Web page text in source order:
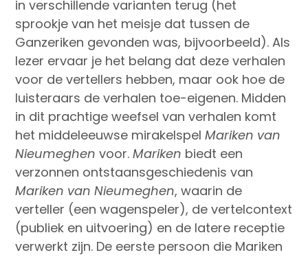
in verschillende varianten terug (het
sprookje van het meisje dat tussen de
Ganzeriken gevonden was, bijvoorbeeld). Als
lezer ervaar je het belang dat deze verhalen
voor de vertellers hebben, maar ook hoe de
luisteraars de verhalen toe-eigenen. Midden
in dit prachtige weefsel van verhalen komt
het middeleeuwse mirakelspelMariken van
Nieumeghen voor.Mariken biedt een
verzonnen ontstaansgeschiedenis van
Mariken van Nieumeghen, waarin de
verteller (een wagenspeler), de vertelcontext
(publiek en uitvoering) en de latere receptie
verwerkt zijn. De eerste persoon die Mariken